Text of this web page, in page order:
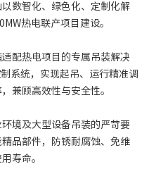
数智化、绿色化、定制化解
热电联产项目建设。
配热电项目的专属吊装解决
系统，实现起吊、运行精准调
兼顾高效性与安全性。
境及大型设备吊装的严苛要
品部件，防锈耐腐蚀、免维
寿命。